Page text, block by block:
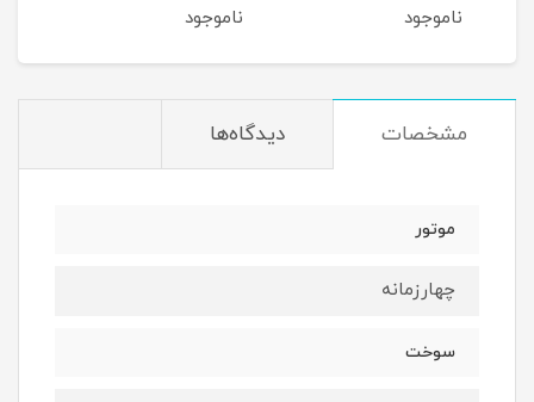
ناموجود ناموجود
مشخصات دیدگاه‌ها
موتور
چهارزمانه
سوخت